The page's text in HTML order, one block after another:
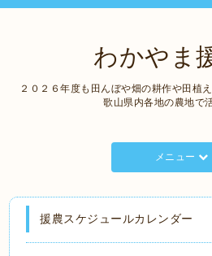
わかやま
２０２６年度も田んぼや畑の耕作や田植
歌山県内各地の農地で
メニュー
援農スケジュールカレンダー